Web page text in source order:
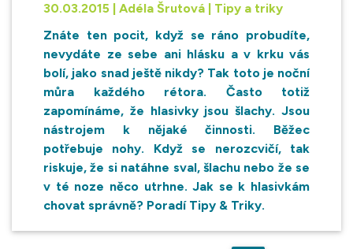
30.03.2015 | Adéla Šrutová | Tipy a triky
Znáte ten pocit, když se ráno probudíte,
nevydáte ze sebe ani hlásku a v krku vás
bolí, jako snad ještě nikdy? Tak toto je noční
můra každého rétora. Často totiž
zapomínáme, že hlasivky jsou šlachy. Jsou
nástrojem k nějaké činnosti. Běžec
potřebuje nohy. Když se nerozcvičí, tak
riskuje, že si natáhne sval, šlachu nebo že se
v té noze něco utrhne. Jak se k hlasivkám
chovat správně? Poradí Tipy & Triky.